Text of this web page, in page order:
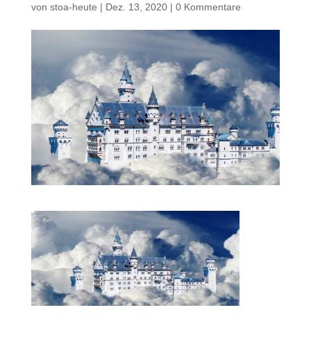
von stoa-heute | Dez. 13, 2020| 0 Kommentare